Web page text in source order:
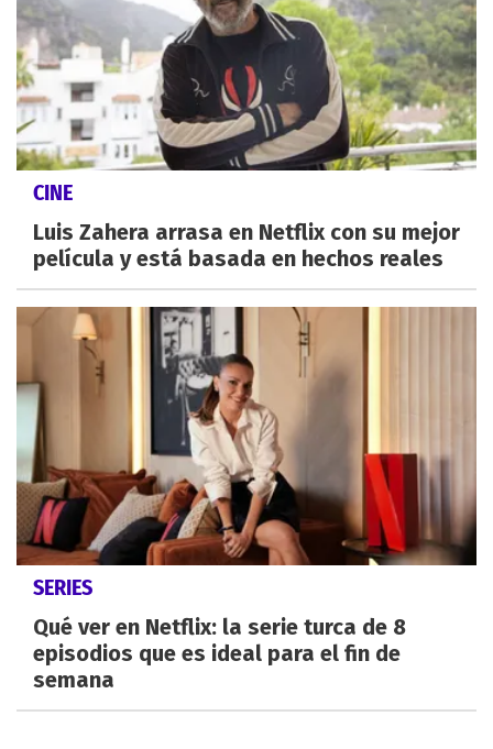
CINE
Luis Zahera arrasa en Netflix con su mejor
película y está basada en hechos reales
SERIES
Qué ver en Netflix: la serie turca de 8
episodios que es ideal para el fin de
semana